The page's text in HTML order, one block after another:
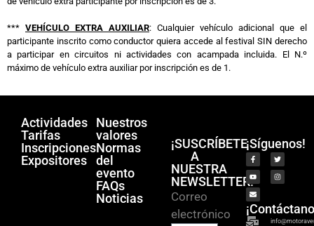
*** VEHÍCULO EXTRA AUXILIAR: Cualquier vehículo adicional que el
participante inscrito como conductor quiera accede al festival SIN derecho
a participar en circuitos ni actividades con acampada incluida. El N.º
máximo de vehículo extra auxiliar por inscripción es de 1.
Actividades
Tarifas
Inscripciones
Expositores
Nuestros
valores
Normas
del
evento
FAQs
Noticias
¡SUSCRÍBETE
A
NUESTRA
NEWSLETTER!
Correo
electrónico
¡Síguenos!